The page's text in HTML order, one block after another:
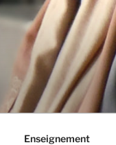
Enseignement